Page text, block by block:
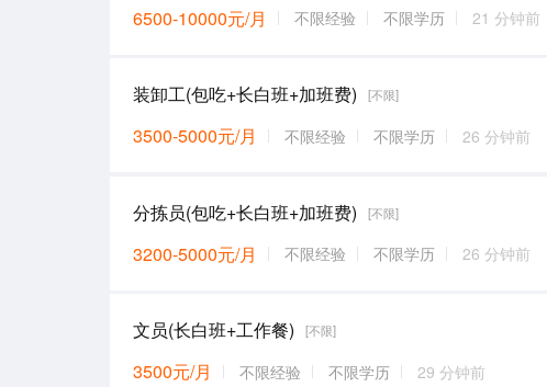
6500-10000元/月 不限经验 不限学历 21 分钟前
装卸工(包吃+长白班+加班费) [不限]
3500-5000元/月 不限经验 不限学历 26 分钟前
分拣员(包吃+长白班+加班费) [不限]
3200-5000元/月 不限经验 不限学历 26 分钟前
文员(长白班+工作餐) [不限]
3500元/月 不限经验 不限学历 29 分钟前